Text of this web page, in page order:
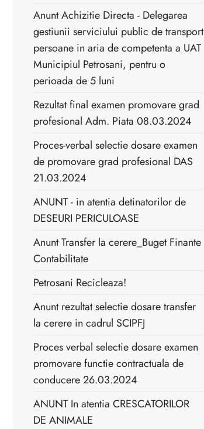
Anunt Achizitie Directa - Delegarea
gestiunii serviciului public de transport
persoane in aria de competenta a UAT
Municipiul Petrosani, pentru o
perioada de 5 luni
Rezultat final examen promovare grad
profesional Adm. Piata 08.03.2024
Proces-verbal selectie dosare examen
de promovare grad profesional DAS
21.03.2024
ANUNT - in atentia detinatorilor de
DESEURI PERICULOASE
Anunt Transfer la cerere_Buget Finante
Contabilitate
Petrosani Recicleaza!
Anunt rezultat selectie dosare transfer
la cerere in cadrul SCIPFJ
Proces verbal selectie dosare examen
promovare functie contractuala de
conducere 26.03.2024
ANUNT In atentia CRESCATORILOR
DE ANIMALE